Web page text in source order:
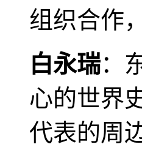
组织合作
白永瑞：
心的世界
代表的周